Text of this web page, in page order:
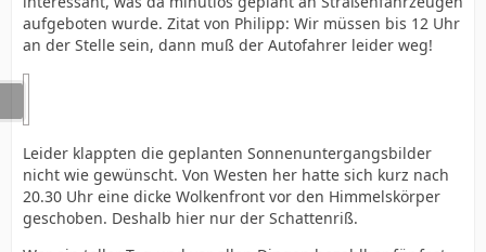
aufgeboten wurde. Zitat von Philipp: Wir müssen bis 12 Uhr
an der Stelle sein, dann muß der Autofahrer leider weg!
Leider klappten die geplanten Sonnenuntergangsbilder
nicht wie gewünscht. Von Westen her hatte sich kurz nach
20.30 Uhr eine dicke Wolkenfront vor den Himmelskörper
geschoben. Deshalb hier nur der Schattenriß.